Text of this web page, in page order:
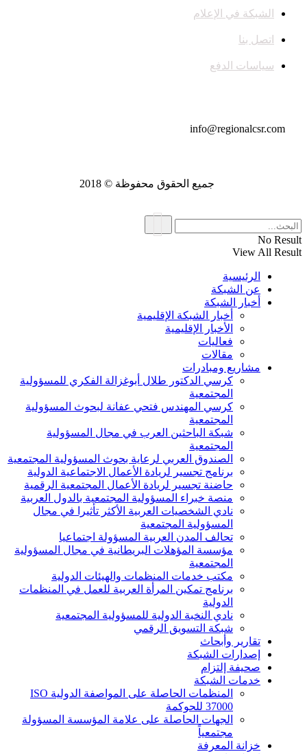
الشبكة في الإعلام
اتصل بنا
سياسات الدفع
جميع الحقوق محفوظة © 2018
No Result
View All Result
الرئيسية
عن الشبكة
أخبار الشبكة
أخبار الشبكة الإقليمية
الأخبار الإقليمية
فعاليات
مقالات
مشاريع ومبادرات
كرسي الدكتور طلال أبوغزالة الفكري للمسؤولية
المجتمعية
كرسي المهندس فتحي عفانة لبحوث المسؤولية
المجتمعية
شبكة الباحثين العرب في مجال المسؤولية
المجتمعية
الصندوق العربي لرعاية بحوث المسؤولية المجتمعية
برنامج تجسير لريادة الأعمال الاجتماعية الدولية
حاضنة تجسير لريادة الأعمال المجتمعية الرقمية
منصة خبراء المسؤولية المجتمعية بالدول العربية
نادي الشخصيات العربية الأكثر تأثيرا في مجال
المسؤولية المجتمعية
تحالف المدن العربية المسؤولة اجتماعيا
مؤسسة المؤهلات البريطانية في مجال المسؤولية
المجتمعية
مكتب خدمات المنظمات والهيئات الدولية
برنامج تمكين المرأة العربية للعمل في المنظمات
الدولية
نادي النخبة الدولية للمسؤولية المجتمعية
شبكة التسويق الرقمي
تقارير وأبحاث
إصدارات الشبكة
صحيفة إلتزام
خدمات الشبكة
المنظمات الحاصلة على المواصفة الدولية ISO
37000 للحوكمة
الجهات الحاصلة على علامة المؤسسة المسؤولة
مجتمعياً
خزانة المعرفة